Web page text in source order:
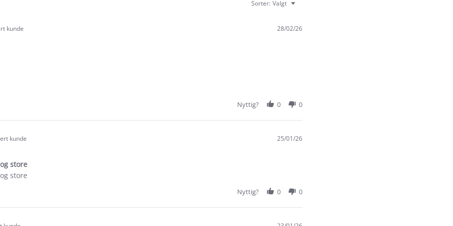
Sorter: Valgt
kunde 28/02/26
Nyttig? 0 0
kunde 25/01/26
store
store
Nyttig? 0 0